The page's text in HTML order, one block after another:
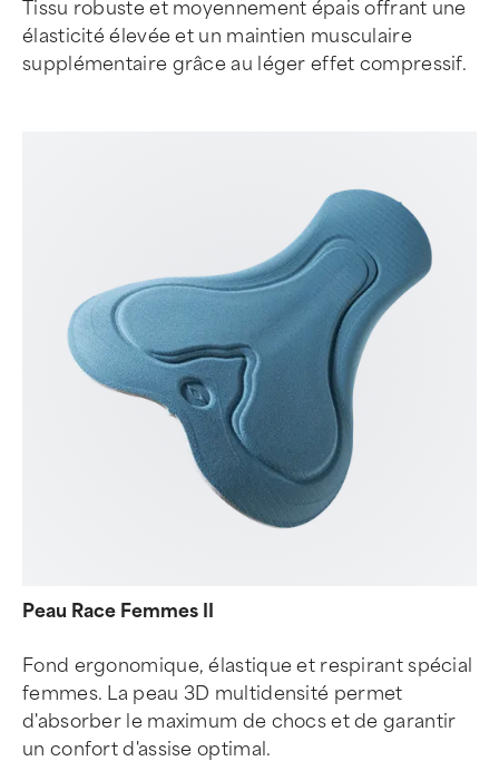
Tissu robuste et moyennement épais offrant une
élasticité élevée et un maintien musculaire
supplémentaire grâce au léger effet compressif.
Peau Race Femmes II
Fond ergonomique, élastique et respirant spécial
femmes. La peau 3D multidensité permet
d'absorber le maximum de chocs et de garantir
un confort d'assise optimal.